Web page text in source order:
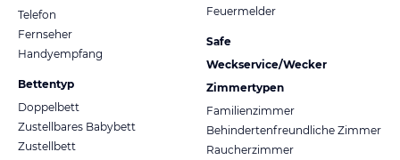
Telefon
Fernseher
Handyempfang
Bettentyp
Doppelbett
Zustellbares Babybett
Zustellbett
Feuermelder
Safe
Weckservice/Wecker
Zimmertypen
Familienzimmer
Behindertenfreundliche Zimmer
Raucherzimmer